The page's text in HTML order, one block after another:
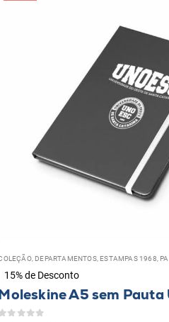
, DEPARTAMENTOS, ESTAMPAS 1968
15% de Desconto
A5 sem Pauta